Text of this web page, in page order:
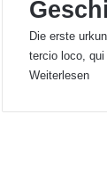
Die erste
tercio loco,
Weiterlesen